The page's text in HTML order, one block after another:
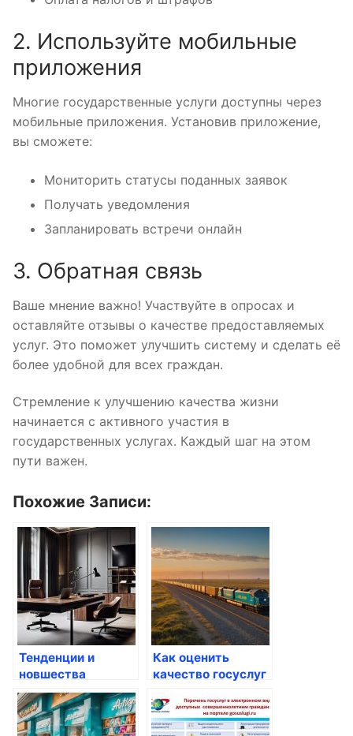
2. Используйте мобильные
приложения
Многие государственные услуги доступны через
мобильные приложения. Установив приложение,
вы сможете:
Мониторить статусы поданных заявок
Получать уведомления
Запланировать встречи онлайн
3. Обратная связь
Ваше мнение важно! Участвуйте в опросах и
оставляйте отзывы о качестве предоставляемых
услуг. Это поможет улучшить систему и сделать её
более удобной для всех граждан.
Стремление к улучшению качества жизни
начинается с активного участия в
государственных услугах. Каждый шаг на этом
пути важен.
Похожие Записи:
Тенденции и
новшества
Госуслуг в 2023
году
Как оценить
качество госуслуг